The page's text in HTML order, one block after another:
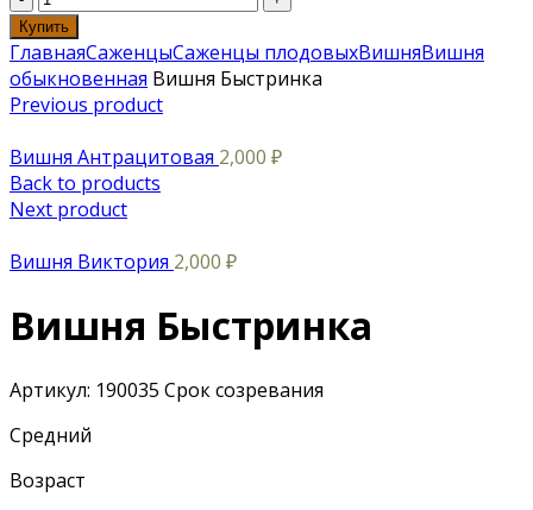
Купить
ГлавнаяСаженцыСаженцы плодовыхВишняВишня
обыкновенная Вишня Быстринка
Previous product
Вишня Антрацитовая 2,000 ₽
Back to products
Next product
Вишня Виктория 2,000 ₽
Вишня Быстринка
Артикул: 190035 Срок созревания
Средний
Возраст